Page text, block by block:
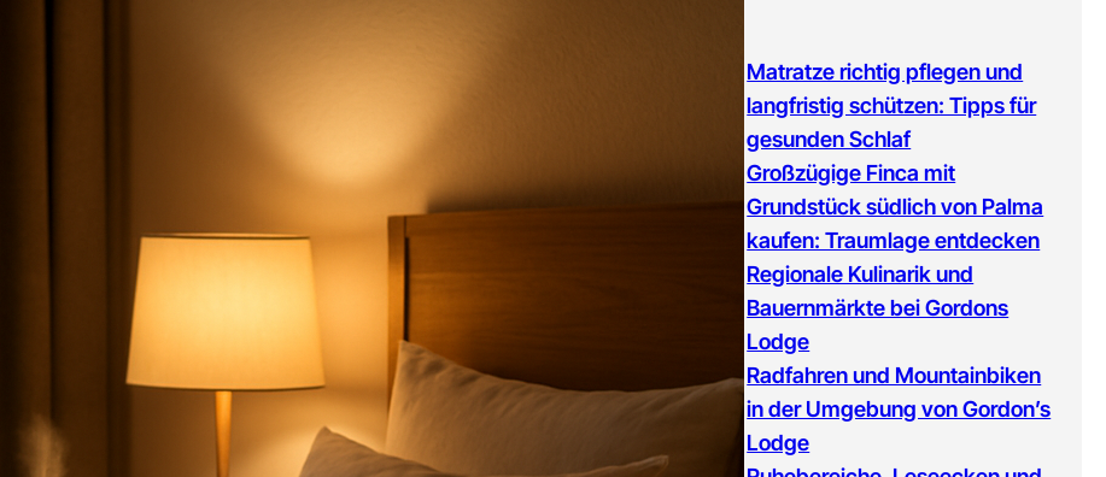
Matratze richtig pflegen und
langfristig schützen: Tipps für
gesunden Schlaf
Großzügige Finca mit
Grundstück südlich von Palma
kaufen: Traumlage entdecken
Regionale Kulinarik und
Bauernmärkte bei Gordons
Lodge
Radfahren und Mountainbiken
in der Umgebung von Gordon’s
Lodge